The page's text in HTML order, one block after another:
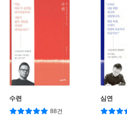
수련
88건
심연